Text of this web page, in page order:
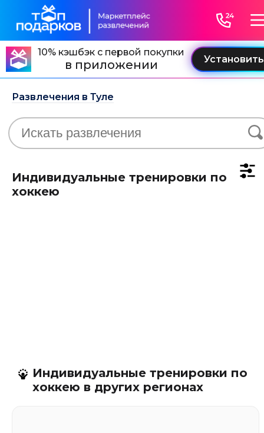
10% кэшбэк с первой покупки
в приложении
Развлечения в Туле
Индивидуальные тренировки по
хоккею
Индивидуальные тренировки по
хоккею в других регионах